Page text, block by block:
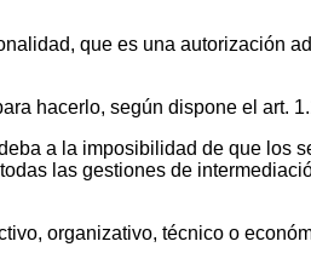
que es una autorización
hacerlo, según dispone el art.
a la imposibilidad de que los
las gestiones de
organizativo, técnico o